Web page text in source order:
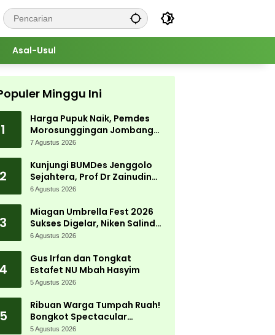
Asal-Usul
Minggu Ini
1
Harga Pupuk Naik, Pemdes
Morosunggingan Jombang
Cari Solusi Lewat Kajian
7 Agustus 2026
2
Kunjungi BUMDes Jenggolo
Sejahtera, Prof Dr Zainudin
Maliki: Kita Wujudkan
Potensi Desa
6 Agustus 2026
3
Miagan Umbrella Fest 2026
Sukses Digelar, Niken Salindry
Jadi Magnet Ribuan
6 Agustus 2026
4
Gus Irfan dan Tongkat
Estafet NU Mbah Hasyim
5 Agustus 2026
5
Ribuan Warga Tumpah Ruah!
Bongkot Spectacular
Carnival 2026 Jadi Pesta
5 Agustus 2026